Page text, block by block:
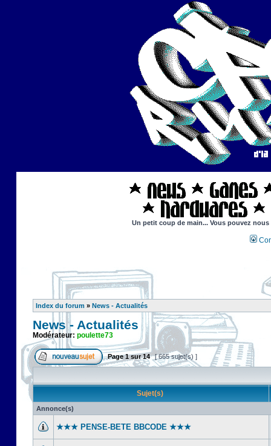
Un petit coup de main... Vous pouvez
Index du forum » News - Actualités
News - Actualités
Modérateur: poulette73
Page1sur14 [ 665 sujet(s) ]
Sujet(s)
Annonce(s)
★★★ PENSE-BETE BBCODE ★★★